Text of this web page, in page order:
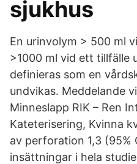
sjukhus
En urinvolym > 500 ml
>1000 ml vid ett tillfälle
definieras som en
undvikas. Meddelande
Minneslapp RIK – Ren
Kateterisering, Kvinna
av perforation 1,3 (95%
insättningar i hela